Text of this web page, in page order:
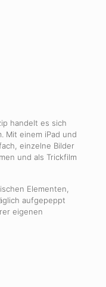
handelt es sich
Mit einem iPad und
einzelne Bilder
und als Trickfilm
Elementen,
aufgepeppt
eigenen